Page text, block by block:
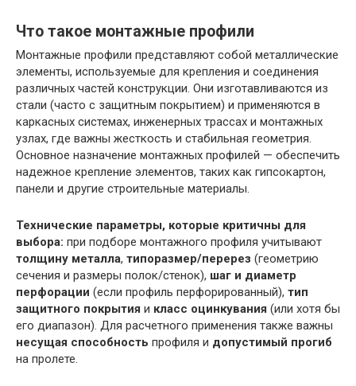
Что такое монтажные профили
Монтажные профили представляют собой металлические
элементы, используемые для крепления и соединения
различных частей конструкции. Они изготавливаются из
стали (часто с защитным покрытием) и применяются в
каркасных системах, инженерных трассах и монтажных
узлах, где важны жесткость и стабильная геометрия.
Основное назначение монтажных профилей — обеспечить
надежное крепление элементов, таких как гипсокартон,
панели и другие строительные материалы.
Технические параметры, которые критичны для
выбора: при подборе монтажного профиля учитывают
толщину металла, типоразмер/перерез (геометрию
сечения и размеры полок/стенок), шаг и диаметр
перфорации (если профиль перфорированный), тип
защитного покрытия и класс оцинкувания (или хотя бы
его диапазон). Для расчетного применения также важны
несущая способность профиля и допустимый прогиб
на пролете.